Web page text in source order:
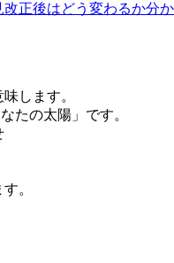
正後はどう変わるか分
します。
たの太陽」です。
。